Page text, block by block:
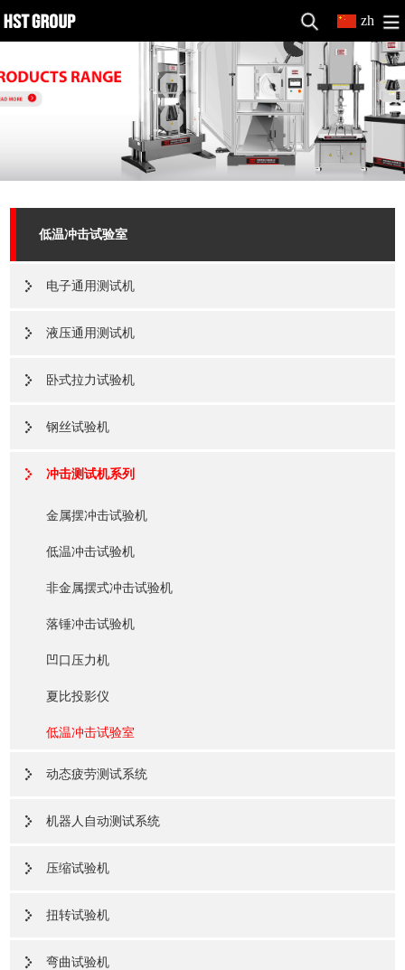
zh
低温冲击试验室
电子通用测试机
液压通用测试机
卧式拉力试验机
钢丝试验机
冲击测试机系列
金属摆冲击试验机
低温冲击试验机
非金属摆式冲击试验机
落锤冲击试验机
凹口压力机
夏比投影仪
低温冲击试验室
动态疲劳测试系统
机器人自动测试系统
压缩试验机
扭转试验机
弯曲试验机